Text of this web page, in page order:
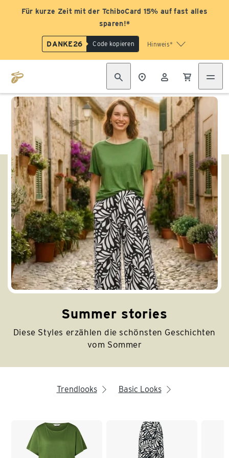
Für kurze Zeit mit der TchiboCard 15% auf fast alles
sparen!*
DANKE26 Code kopieren Hinweis*
Summer stories
Diese Styles erzählen die schönsten Geschichten
vom Sommer
Trendlooks arrow_right Basic Looks arrow_right